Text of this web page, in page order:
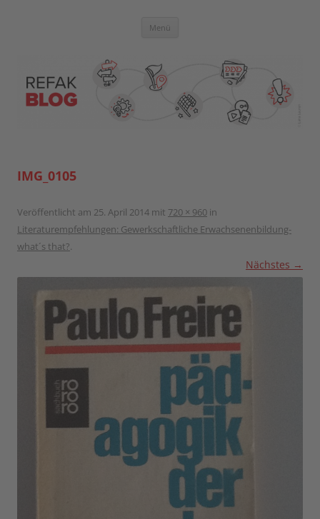
Blog der Referent:innen Akademie
Menü
IMG_0105
Veröffentlicht am 25. April 2014 mit 720 × 960 in
Literaturempfehlungen: Gewerkschaftliche Erwachsenenbildung-
what´s that?.
Nächstes →